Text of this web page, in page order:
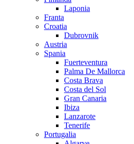
Laponia
Franta
Croatia
Dubrovnik
Austria
Spania
Fuerteventura
Palma De Mallorca
Costa Brava
Costa del Sol
Gran Canaria
Ibiza
Lanzarote
Tenerife
Portugalia